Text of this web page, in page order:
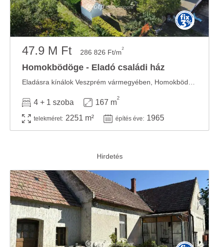
47.9 M Ft 286 826 Ft/m2
Homokbödöge - Eladó családi ház
4 + 1 szoba 167 m
2
telekméret: 2251 m² építés éve: 1965